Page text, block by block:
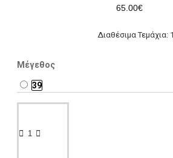
65.00€
Διαθέσιμα Τεμάχια: 1
Μέγεθος
39